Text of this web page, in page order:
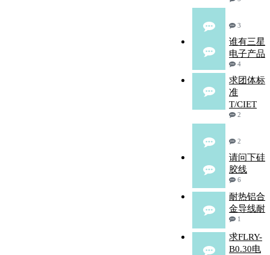
3
谁有三星
电子产品
4
求团体标
准
T/CIET
2
2
请问下硅
胶线
6
耐热铝合
金导线耐
1
求FLRY-
B0.30电